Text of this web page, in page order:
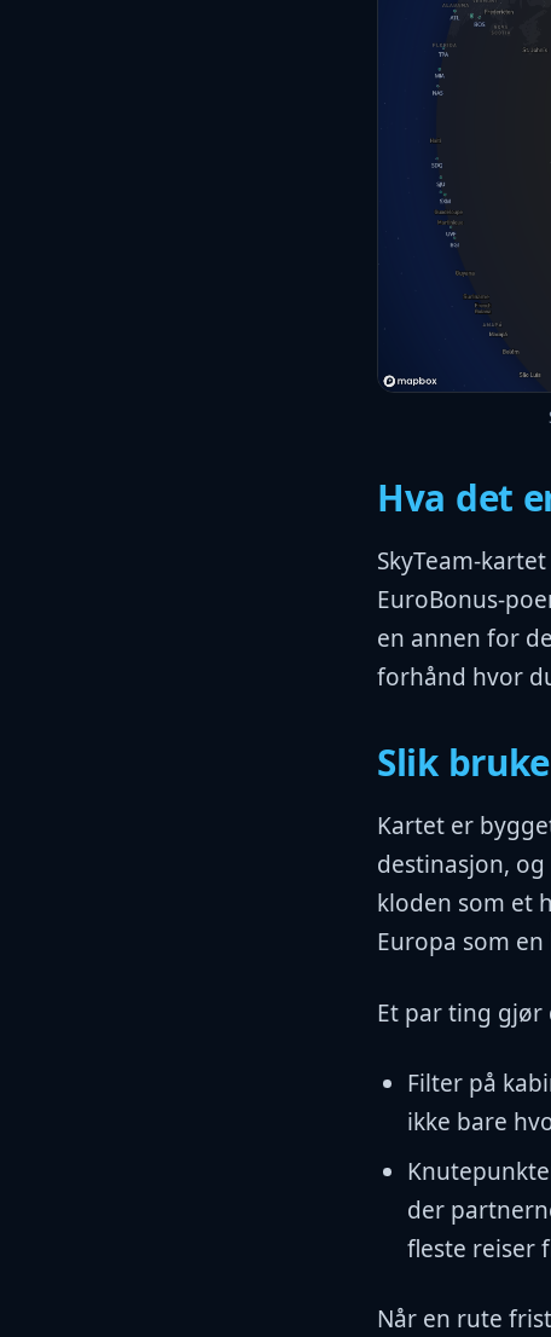
Hva det
SkyTeam-
EuroBonus-
en annen for
forhånd hvor
Slik
Kartet er
destinasjon,
kloden som et
Europa som
Et par ting gjør
Filter på
ikke bare
der
fleste reiser
Når en rute